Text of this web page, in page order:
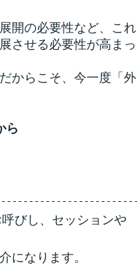
開の必要性など、これ
させる必要性が高まっ
からこそ、今一度「外
ら
びし、セッションや
になります。